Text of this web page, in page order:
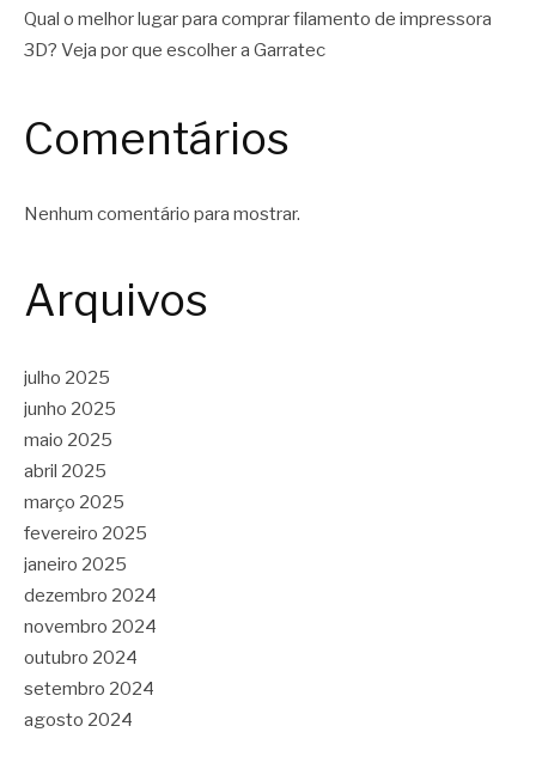
Qual o melhor lugar para comprar filamento de impressora
3D? Veja por que escolher a Garratec
Comentários
Nenhum comentário para mostrar.
Arquivos
julho 2025
junho 2025
maio 2025
abril 2025
março 2025
fevereiro 2025
janeiro 2025
dezembro 2024
novembro 2024
outubro 2024
setembro 2024
agosto 2024